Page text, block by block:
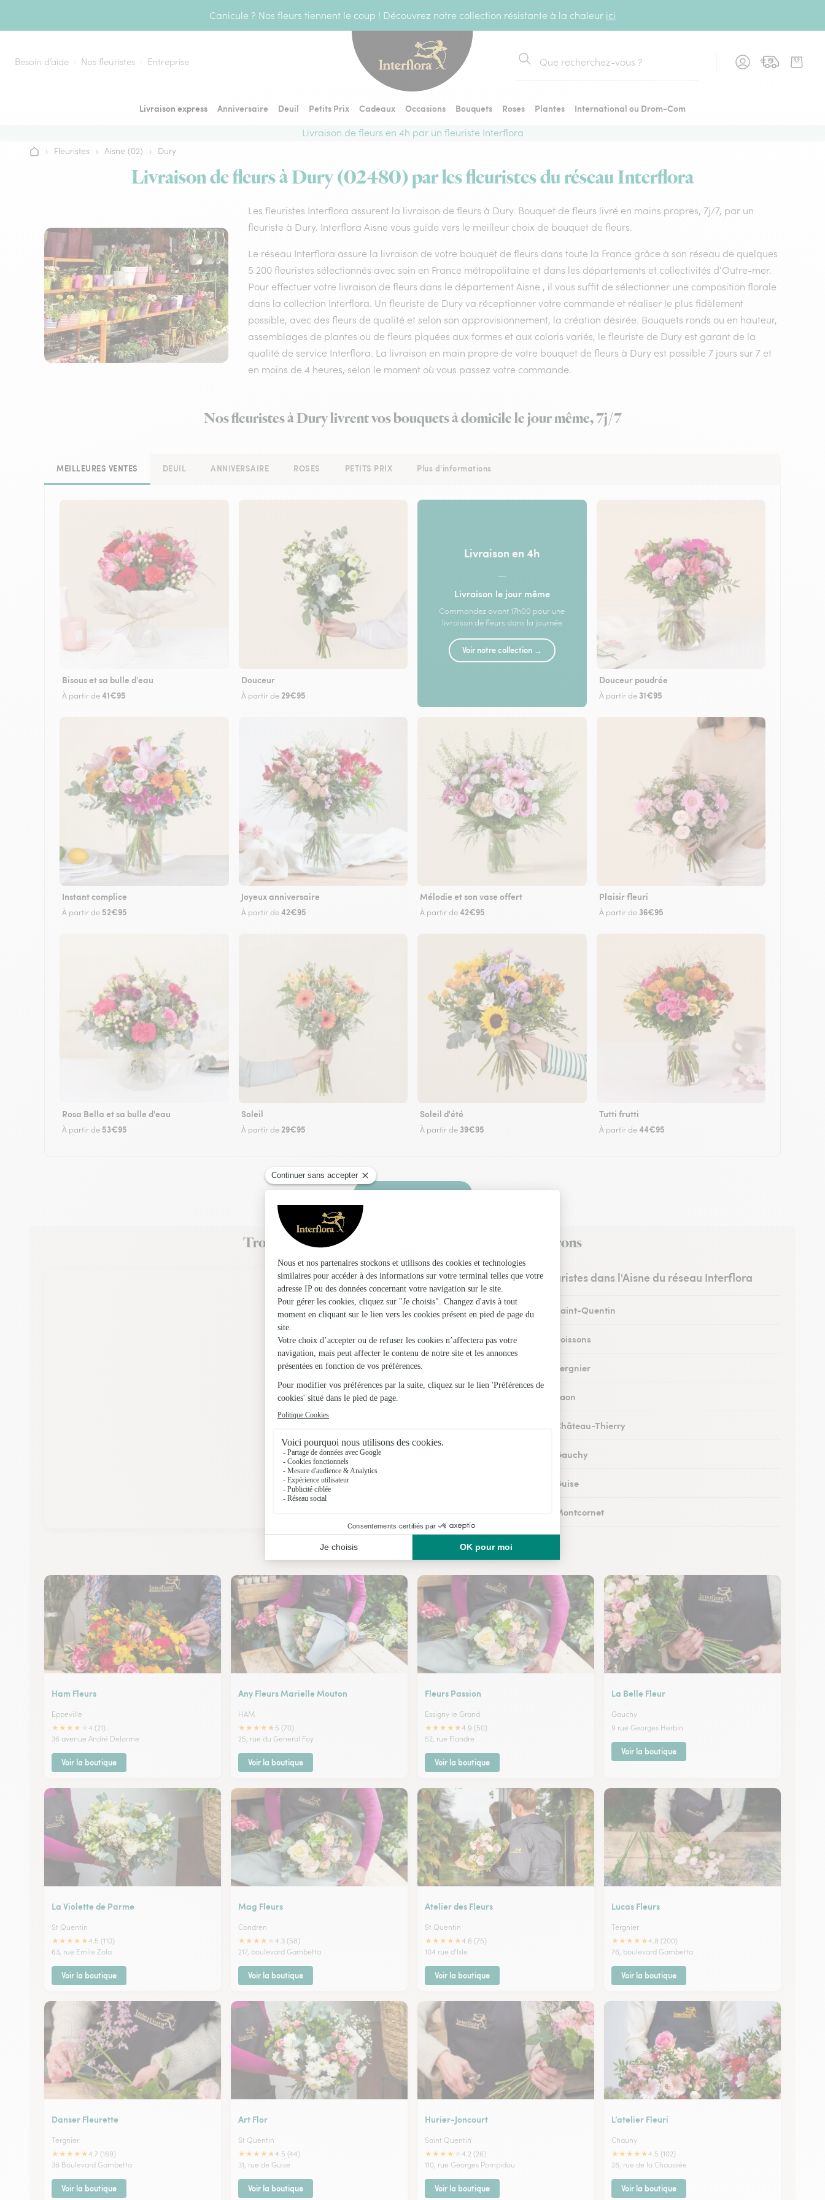
Canicule ? Nos fleurs tiennent le coup ! Découvrez notre collection résistante à la chaleur ici
Besoin d’aide Nos fleuristes Entreprise
Rechercher
Livraison express Anniversaire Deuil Petits Prix Cadeaux Occasions Bouquets Roses Plantes
International ou Drom-Com
Livraison de fleurs en 4h par un fleuriste Interflora
Accueil
› Fleuristes › Aisne (02) › Dury
Livraison de fleurs à Dury (02480) par les fleuristes du réseau Interflora
Les fleuristes Interflora assurent la livraison de fleurs à Dury. Bouquet de fleurs livré en mains propres, 7j/7, par un
fleuriste à Dury. Interflora Aisne vous guide vers le meilleur choix de bouquet de fleurs.
Le réseau Interflora assure la livraison de votre bouquet de fleurs dans toute la France grâce à son réseau de quelques
5 200 fleuristes sélectionnés avec soin en France métropolitaine et dans les départements et collectivités d’Outre-mer.
Pour effectuer votre livraison de fleurs dans le département Aisne , il vous suffit de sélectionner une composition florale
dans la collection Interflora. Un fleuriste de Dury va réceptionner votre commande et réaliser le plus fidèlement
possible, avec des fleurs de qualité et selon son approvisionnement, la création désirée. Bouquets ronds ou en hauteur,
assemblages de plantes ou de fleurs piquées aux formes et aux coloris variés, le fleuriste de Dury est garant de la
qualité de service Interflora. La livraison en main propre de votre bouquet de fleurs à Dury est possible 7 jours sur 7 et
en moins de 4 heures, selon le moment où vous passez votre commande.
Nos fleuristes à Dury livrent vos bouquets à domicile le jour même, 7j/7
MEILLEURES VENTES DEUIL ANNIVERSAIRE ROSES PETITS PRIX Plus d'informations
Bisous et sa bulle d'eau
À partir de41€95
Douceur
À partir de 29€95
Livraison en 4h
—
Livraison le jour même
Commandez avant 17h00 pour une
livraison de fleurs dans la journée
Voir notre collection →
Douceur poudrée
À partir de 31€95
Instant complice
À partir de 52€95
Joyeux anniversaire
À partir de42€95
Mélodie et son vase offert
À partir de42€95
Plaisir fleuri
À partir de 36€95
Rosa Bella et sa bulle d'eau
À partir de 53€95
Soleil
À partir de 29€95
Soleil d'été
À partir de 39€95
Tutti frutti
À partir de44€95
Faire livrer des fleurs
Trouvez un fleuriste Interflora à Dury et dans ses environs
Les fleuristes dans l'Aisne du réseau Interflora
Fleuristes à Saint-Quentin
Fleuristes à Soissons
Fleuristes à Tergnier
Fleuristes à Laon
Fleuristes à Château-Thierry
Fleuristes à Gauchy
Fleuristes à Guise
Fleuristes à Montcornet
Nos fleuristes à Dury
Ham Fleurs
Eppeville
★★★★
4 (21)
36 avenue André Delorme
Voir la boutique
Any Fleurs Marielle Mouton
HAM
★★★★★ 5 (70)
25, rue du General Foy
Voir la boutique
Fleurs Passion
Essigny le Grand
★★★★★4.9 (50)
52, rue Flandre
Voir la boutique
La Belle Fleur
Gauchy
9 rue Georges Herbin
Voir la boutique
La Violette de Parme
St Quentin
★★★★★4.5 (110)
63, rue Emile Zola
Voir la boutique
Mag Fleurs
Condren
★★★★
4.3 (58)
217, boulevard Gambetta
Voir la boutique
Atelier des Fleurs
St Quentin
★★★★★4.6 (75)
104 rue d'Isle
Voir la boutique
Lucas Fleurs
Tergnier
★★★★★4.8 (200)
76, boulevard Gambetta
Voir la boutique
Danser Fleurette
Tergnier
★★★★★4.7 (169)
36 Boulevard Gambetta
Voir la boutique
Art Flor
St Quentin
★★★★★4.5 (44)
31, rue de Guise
Voir la boutique
Hurier-Joncourt
Saint Quentin
★★★★
4.2 (26)
110, rue Georges Pompidou
Voir la boutique
L’atelier Fleuri
Chauny
★★★★★4.5 (102)
28, rue de la Chaussée
Voir la boutique